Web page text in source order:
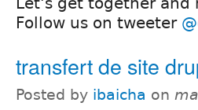
Follow us on tweeter
transfert de site
Posted by ibaicha on